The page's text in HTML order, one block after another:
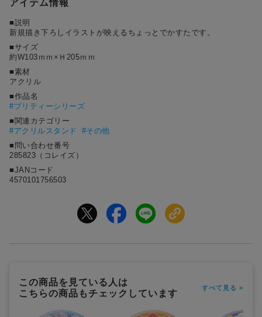
アイテム情報
■説明
新規描き下ろしイラストが映えるちょっとでかすたです。
■サイズ
約W103ｍｍ×Ｈ205ｍｍ
■素材
アクリル
■作品名
#プリティーシリーズ
■関連カテゴリー
#アクリルスタンド
#その他
■問い合わせ番号
285823（コレイズ）
■JANコード
4570101756503
この商品を見ている人は
こちらの商品もチェックしています
すべて見る >